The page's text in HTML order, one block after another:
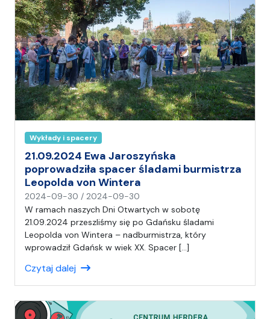
i
a
Wykłady i spacery
21.09.2024 Ewa Jaroszyńska
poprowadziła spacer śladami burmistrza
Leopolda von Wintera
2024-09-30 / 2024-09-30
a
p
i
s
(
W ramach naszych Dni Otwartych w sobotę
21.09.2024 przeszliśmy się po Gdańsku śladami
Leopolda von Wintera – nadburmistrza, który
wprowadził Gdańsk w wiek XX. Spacer […]
Czytaj dalej